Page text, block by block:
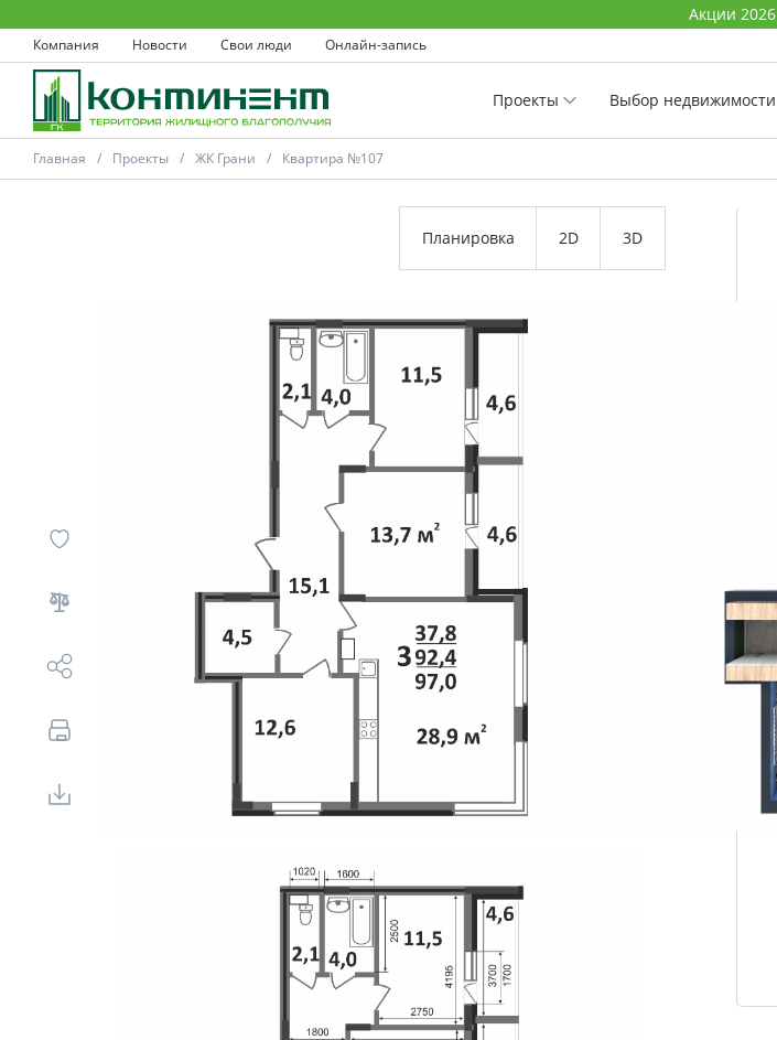
Акции 2026
Компания Новости Свои люди Онлайн-запись
Проекты Выбор недвижимости
Выбор недвижимости
О компании
Онлайн-запись
Главная Проекты ЖК Грани Квартира №107
Планировка 2D 3D